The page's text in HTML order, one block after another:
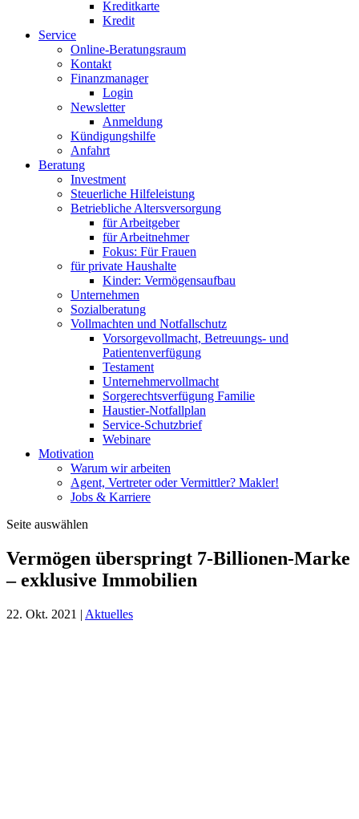
Kreditkarte
Kredit
Service
Online-Beratungsraum
Kontakt
Finanzmanager
Login
Newsletter
Anmeldung
Kündigungshilfe
Anfahrt
Beratung
Investment
Steuerliche Hilfeleistung
Betriebliche Altersversorgung
für Arbeitgeber
für Arbeitnehmer
Fokus: Für Frauen
für private Haushalte
Kinder: Vermögensaufbau
Unternehmen
Sozialberatung
Vollmachten und Notfallschutz
Vorsorgevollmacht, Betreuungs- und
Patientenverfügung
Testament
Unternehmer­vollmacht
Sorgerechtsverfügung Familie
Haustier-Notfallplan
Service-Schutzbrief
Webinare
Motivation
Warum wir arbeiten
Agent, Vertreter oder Vermittler? Makler!
Jobs & Karriere
Seite auswählen
Vermögen überspringt 7-Billionen-Marke
– exklusive Immobilien
22. Okt. 2021 | Aktuelles